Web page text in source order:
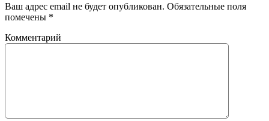
Ваш адрес email не будет опубликован. Обязательные поля
помечены *
Комментарий